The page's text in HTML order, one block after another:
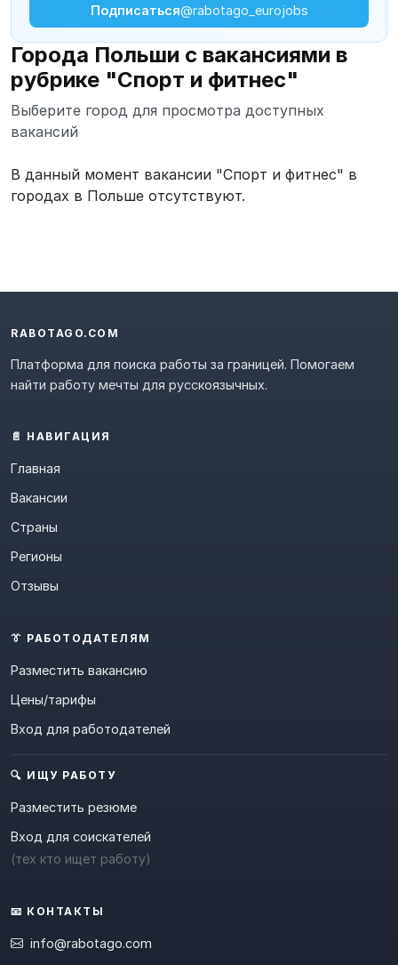
Подписаться@rabotago_eurojobs
Города Польши с вакансиями в
рубрике "Спорт и фитнес"
Выберите город для просмотра доступных
вакансий
В данный момент вакансии "Спорт и фитнес" в
городах в Польше отсутствуют.
RABOTAGO.COM
Платформа для поиска работы за границей. Помогаем
найти работу мечты для русскоязычных.
📄 НАВИГАЦИЯ
Главная
Вакансии
Страны
Регионы
Отзывы
👔 РАБОТОДАТЕЛЯМ
Разместить вакансию
Цены/тарифы
Вход для работодателей
🔍 ИЩУ РАБОТУ
Разместить резюме
Вход для соискателей
(тех кто ищет работу)
📧 КОНТАКТЫ
info@rabotago.com